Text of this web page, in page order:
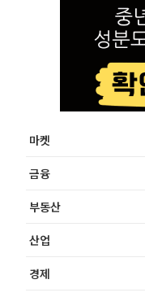
마켓
금융
부동산
산업
경제